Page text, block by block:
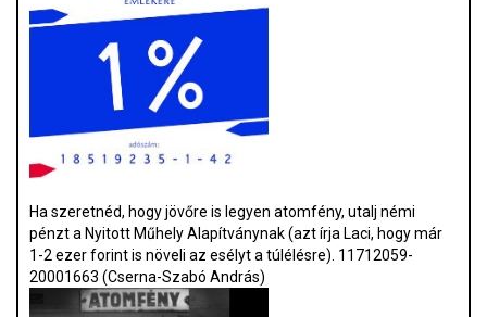
Ha szeretnéd, hogy jövőre is legyen atomfény, utalj némi
pénzt a Nyitott Műhely Alapítványnak (azt írja Laci, hogy már
1-2 ezer forint is növeli az esélyt a túlélésre). 11712059-
20001663 (Cserna-Szabó András)